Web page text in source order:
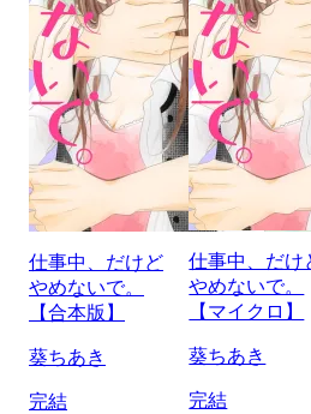
仕事中、だけど
やめないで。
【合本版】
葵ちあき
完結
仕事中、だけ
やめないで。
【マイクロ】
葵ちあき
完結